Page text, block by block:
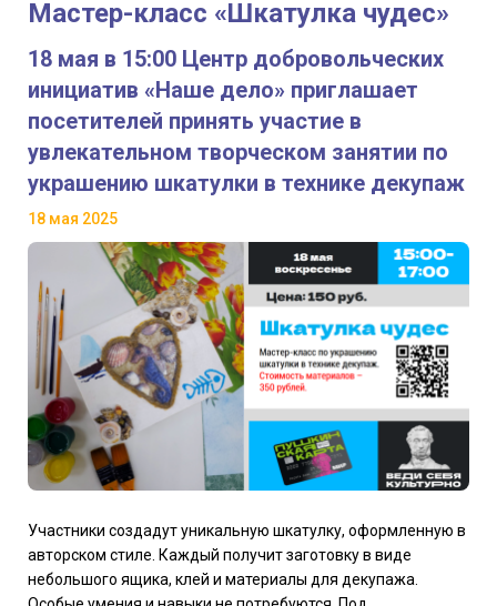
Мастер-класс «Шкатулка чудес»
18 мая в 15:00 Центр добровольческих
инициатив «Наше дело» приглашает
посетителей принять участие в
увлекательном творческом занятии по
украшению шкатулки в технике декупаж
18 мая 2025
Участники создадут уникальную шкатулку, оформленную в
авторском стиле. Каждый получит заготовку в виде
небольшого ящика, клей и материалы для декупажа.